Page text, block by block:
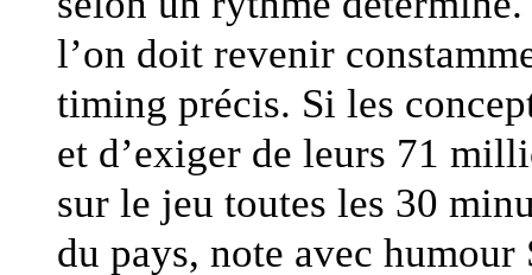
l’on doit revenir
timing précis. Si les
et d’exiger de leurs 71
sur le jeu toutes les 30
du pays, note avec humour